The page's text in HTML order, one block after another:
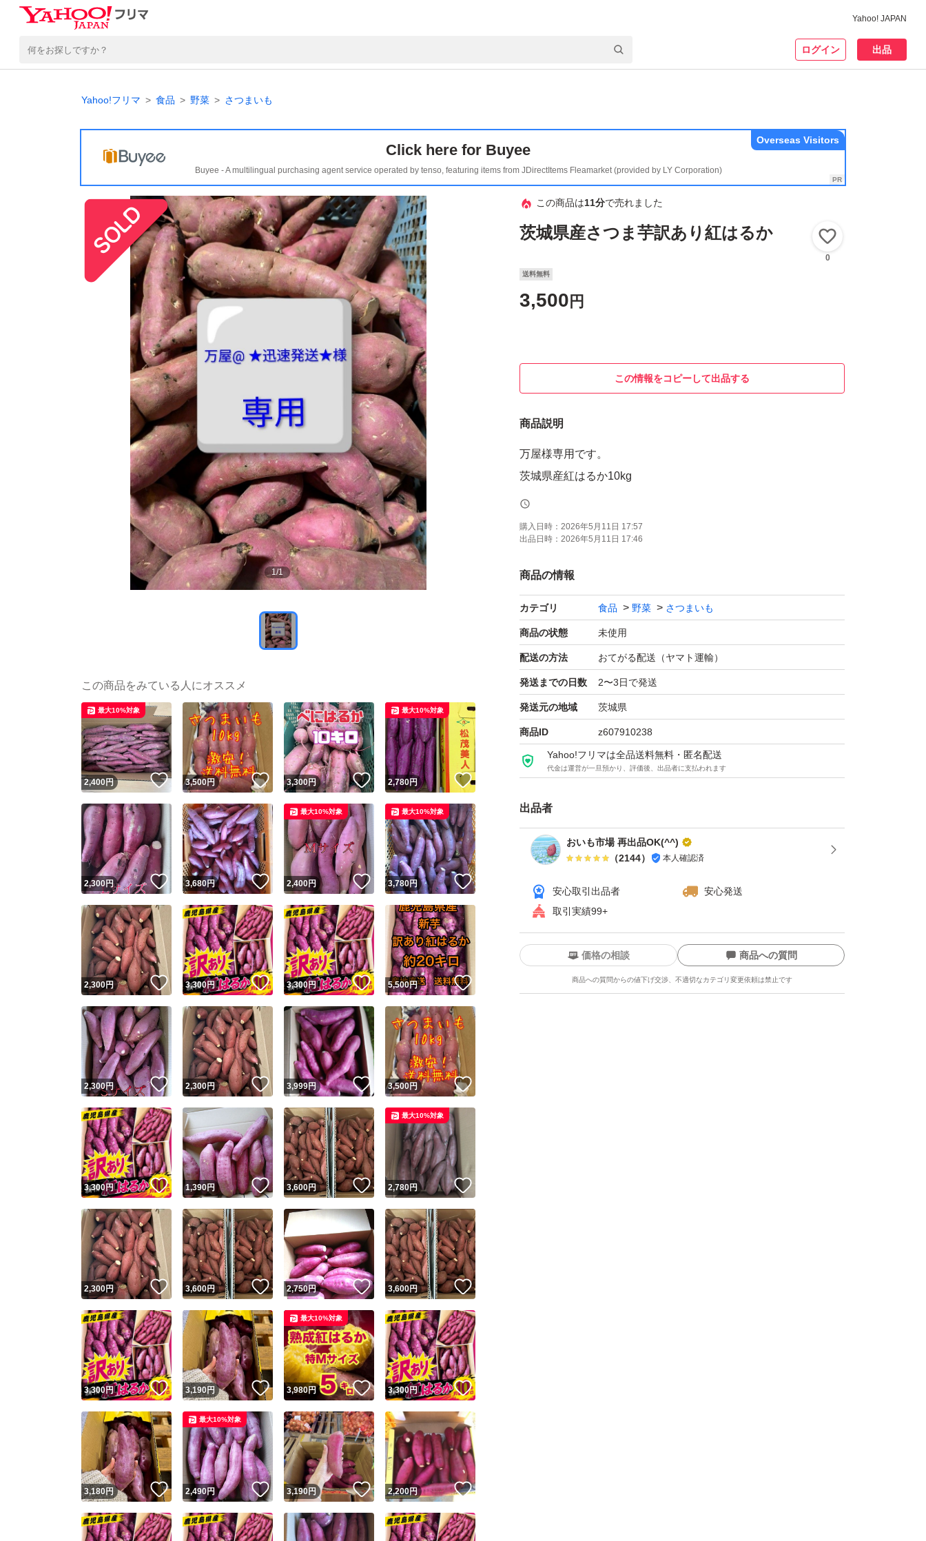
Yahoo! JAPAN
ログイン 出品
Yahoo!フリマ 食品 野菜 さつまいも
Click here for Buyee
Buyee - A multilingual purchasing agent service operated by tenso, featuring items from JDirectItems Fleamarket (provided by LY Corporation)
Overseas Visitors
1/1
この商品は11分で売れました
茨城県産さつま芋訳あり紅はるか
0
送料無料
3,500 円
この情報をコピーして出品する
商品説明
万屋様専用です。
茨城県産紅はるか10kg
購入日時： 2026年5月11日 17:57
出品日時： 2026年5月11日 17:46
商品の情報
カテゴリ 食品 野菜 さつまいも
商品の状態 未使用
配送の方法 おてがる配送（ヤマト運輸）
発送までの日数 2〜3日で発送
発送元の地域 茨城県
商品ID z607910238
Yahoo!フリマは全品送料無料・匿名配送
代金は運営が一旦預かり、評価後、出品者に支払われます
出品者
おいも市場 再出品OK(^^)
（2144） 本人確認済
安心取引出品者
安心発送
取引実績99+
ユーザーの実績について
Yahoo!フリマが定めた一定の基準を満たしたユーザーにバッジを付与しています
安心取引出品者
安心取引出品者 Yahoo!フリマの基準をクリアした安心・安全なユーザーです
取引実績
取引実績◯+ このユーザーはYahoo!フリマの取引を完了させた実績があります
価格の相談 商品への質問
商品への質問からの値下げ交渉、不適切なカテゴリ変更依頼は禁止です
この商品の情報をコピーします
商品画像の無断転載は禁止されています
コピーは1商品につき1回です
この商品をみている人にオススメ
2,400円 いいね！
最大10%対象
3,500円 いいね！
3,300円 いいね！
2,780円 いいね！
最大10%対象
2,300円 いいね！
3,680円 いいね！
2,400円 いいね！
最大10%対象
3,780円 いいね！
最大10%対象
2,300円 いいね！
3,300円 いいね！
3,300円 いいね！
5,500円
2,300円 いいね！
2,300円 いいね！
3,999円 いいね！
3,500円
3,300円 いいね！
1,390円 いいね！
3,600円 いいね！
2,780円 いいね！
最大10%対象
2,300円 いいね！
3,600円 いいね！
2,750円 いいね！
3,600円 いいね！
3,300円 いいね！
3,190円 いいね！
3,980円 いいね！
最大10%対象
3,300円 いいね！
3,180円 いいね！
2,490円 いいね！
最大10%対象
3,190円 いいね！
2,200円 いいね！